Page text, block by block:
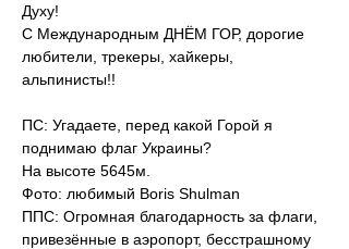
Духу!
С Международным ДНЁМ ГОР, дорогие
любители, трекеры, хайкеры,
альпинисты!!
ПС: Угадаете, перед какой Горой я
поднимаю флаг Украины?
На высоте 5645м.
Фото: любимый Boris Shulman
ППС: Огромная благодарность за флаги,
привезённые в аэропорт, бесстрашному